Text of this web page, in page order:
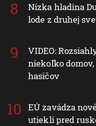
Nízka hladina
lode z druhej
VIDEO:
niekoľko
hasičov
EÚ zavádza
utiekli pred